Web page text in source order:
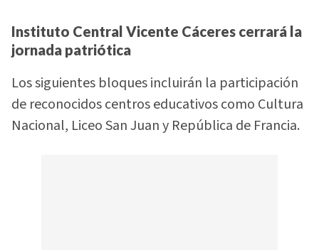
Instituto Central Vicente Cáceres cerrará la
jornada patriótica
Los siguientes bloques incluirán la participación
de reconocidos centros educativos como Cultura
Nacional, Liceo San Juan y República de Francia.